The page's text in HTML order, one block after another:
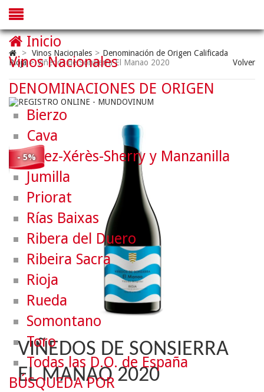
> Vinos Nacionales > Denominación de Origen Calificada
Rioja > Viñedos de Sonsierra El Manao 2020 Volver
- 5%
VIÑEDOS DE SONSIERRA
EL MANAO 2020
Inicio
Vinos Nacionales
DENOMINACIONES DE ORIGEN
Bierzo
Cava
Jerez-Xérès-Sherry y Manzanilla
Jumilla
Priorat
Rías Baixas
Ribera del Duero
Ribeira Sacra
Rioja
Rueda
Somontano
Toro
Todas las D.O. de España
BÚSQUEDA POR